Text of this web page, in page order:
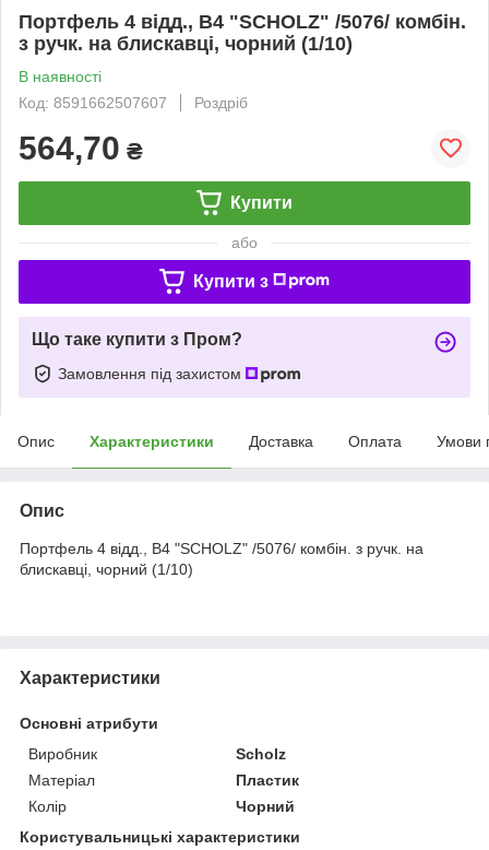
Портфель 4 відд., B4 "SCHOLZ" /5076/ комбін.
з ручк. на блискавці, чорний (1/10)
В наявності
Код: 8591662507607
Роздріб
564,70 ₴
Купити
або
Купити з
Що таке купити з Пром?
Замовлення під захистом
Опис Характеристики Доставка Оплата Умови
Опис
Портфель 4 відд., B4 "SCHOLZ" /5076/ комбін. з ручк. на
блискавці, чорний (1/10)
Характеристики
Основні атрибути
Виробник
Scholz
Матеріал
Пластик
Колір
Чорний
Користувальницькі характеристики